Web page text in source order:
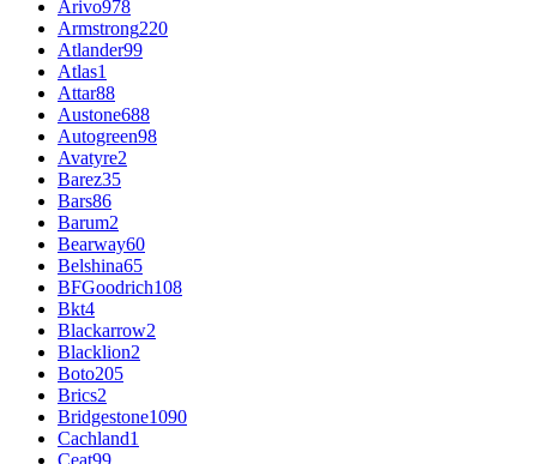
Arivo978
Armstrong220
Atlander99
Atlas1
Attar88
Austone688
Autogreen98
Avatyre2
Barez35
Bars86
Barum2
Bearway60
Belshina65
BFGoodrich108
Bkt4
Blackarrow2
Blacklion2
Boto205
Brics2
Bridgestone1090
Cachland1
Ceat99